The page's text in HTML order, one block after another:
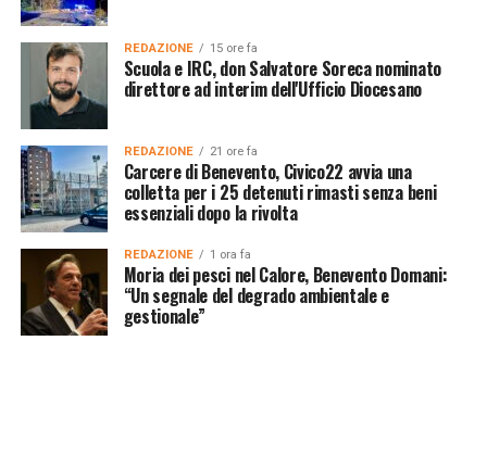
REDAZIONE 15 ore fa
Scuola e IRC, don Salvatore Soreca nominato
direttore ad interim dell'Ufficio Diocesano
REDAZIONE 21 ore fa
Carcere di Benevento, Civico22 avvia una
colletta per i 25 detenuti rimasti senza beni
essenziali dopo la rivolta
REDAZIONE 1 ora fa
Moria dei pesci nel Calore, Benevento Domani:
“Un segnale del degrado ambientale e
gestionale”